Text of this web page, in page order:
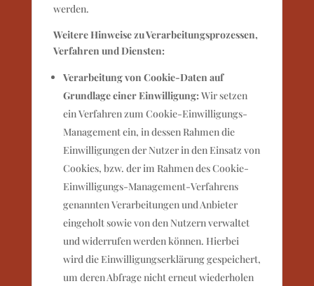
werden.
Weitere Hinweise zu Verarbeitungsprozessen,
Verfahren und Diensten:
Verarbeitung von Cookie-Daten auf
Grundlage einer Einwilligung: Wir setzen
ein Verfahren zum Cookie-Einwilligungs-
Management ein, in dessen Rahmen die
Einwilligungen der Nutzer in den Einsatz von
Cookies, bzw. der im Rahmen des Cookie-
Einwilligungs-Management-Verfahrens
genannten Verarbeitungen und Anbieter
eingeholt sowie von den Nutzern verwaltet
und widerrufen werden können. Hierbei
wird die Einwilligungserklärung gespeichert,
um deren Abfrage nicht erneut wiederholen